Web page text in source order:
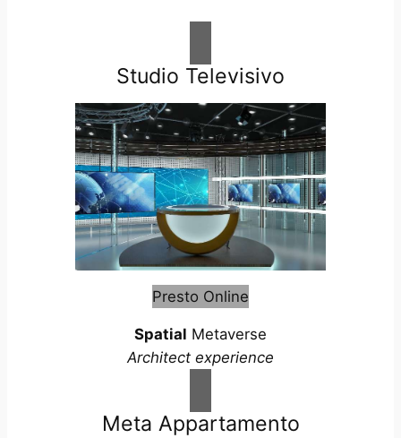
Studio Televisivo
Presto Online
Spatial Metaverse
Architect experience
Meta Appartamento